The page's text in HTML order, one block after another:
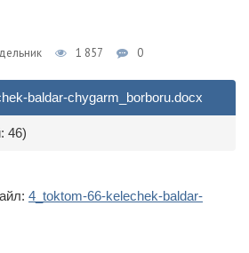
1 857 0
baldar-chygarm_borboru.docx
46)
4_toktom-66-kelechek-baldar-